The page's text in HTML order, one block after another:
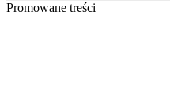
Promowane treści